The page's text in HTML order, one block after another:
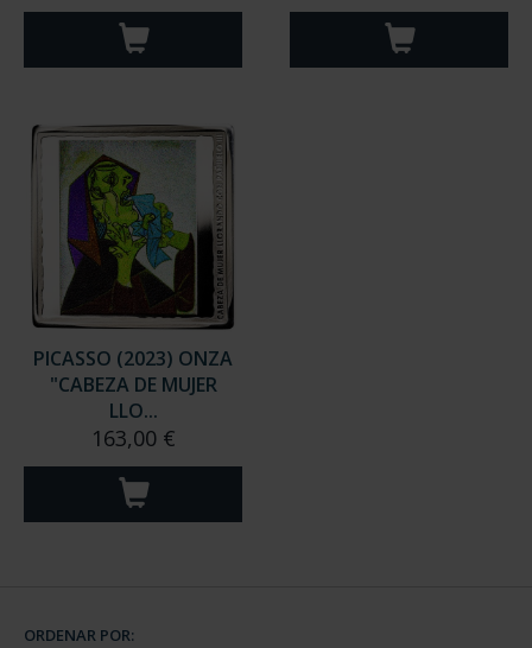
PICASSO (2023) ONZA
"CABEZA DE MUJER
LLO...
163,00 €
ORDENAR POR: